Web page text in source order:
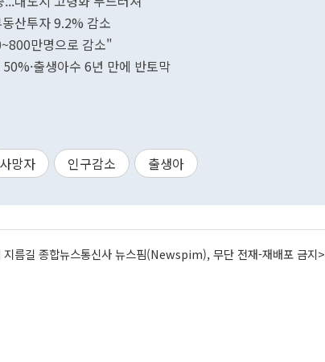
산투자 9.2% 감소
만명으로 감소"
출생아수 6년 만에 반토막
사망자 인구감소 출생아
지름길 종합뉴스통신사 뉴스핌(Newspim), 무단 전재-재배포 금지>